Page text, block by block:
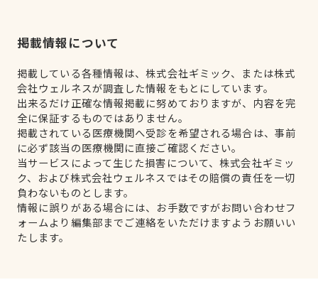
掲載情報について
掲載している各種情報は、株式会社ギミック、または株式
会社ウェルネスが調査した情報をもとにしています。
出来るだけ正確な情報掲載に努めておりますが、内容を完
全に保証するものではありません。
掲載されている医療機関へ受診を希望される場合は、事前
に必ず該当の医療機関に直接ご確認ください。
当サービスによって生じた損害について、株式会社ギミッ
ク、および株式会社ウェルネスではその賠償の責任を一切
負わないものとします。
情報に誤りがある場合には、お手数ですがお問い合わせフ
ォームより編集部までご連絡をいただけますようお願いい
たします。